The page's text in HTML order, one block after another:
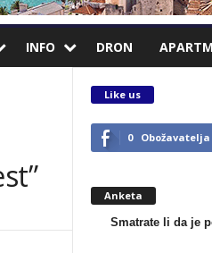
INFO DRON
Like us
0 Obožavatelja
Anketa
Smatrate li da je